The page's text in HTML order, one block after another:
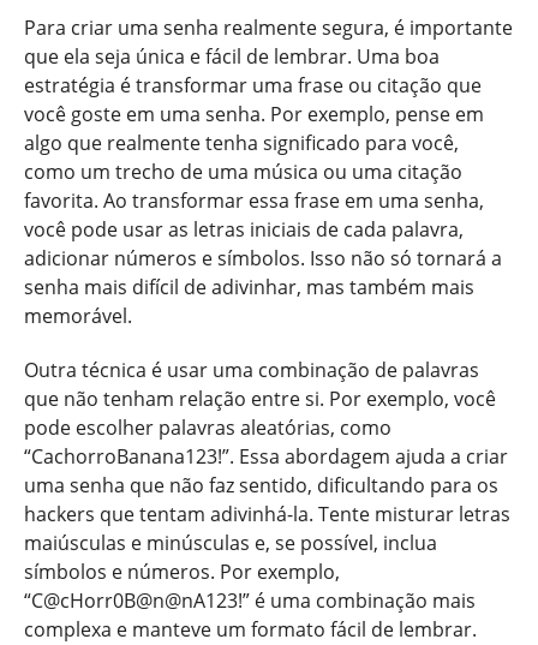
Para criar uma senha realmente segura, é importante
que ela seja única e fácil de lembrar. Uma boa
estratégia é transformar uma frase ou citação que
você goste em uma senha. Por exemplo, pense em
algo que realmente tenha significado para você,
como um trecho de uma música ou uma citação
favorita. Ao transformar essa frase em uma senha,
você pode usar as letras iniciais de cada palavra,
adicionar números e símbolos. Isso não só tornará a
senha mais difícil de adivinhar, mas também mais
memorável.
Outra técnica é usar uma combinação de palavras
que não tenham relação entre si. Por exemplo, você
pode escolher palavras aleatórias, como
“CachorroBanana123!”. Essa abordagem ajuda a criar
uma senha que não faz sentido, dificultando para os
hackers que tentam adivinhá-la. Tente misturar letras
maiúsculas e minúsculas e, se possível, inclua
símbolos e números. Por exemplo,
“C@cHorr0B@n@nA123!” é uma combinação mais
complexa e manteve um formato fácil de lembrar.